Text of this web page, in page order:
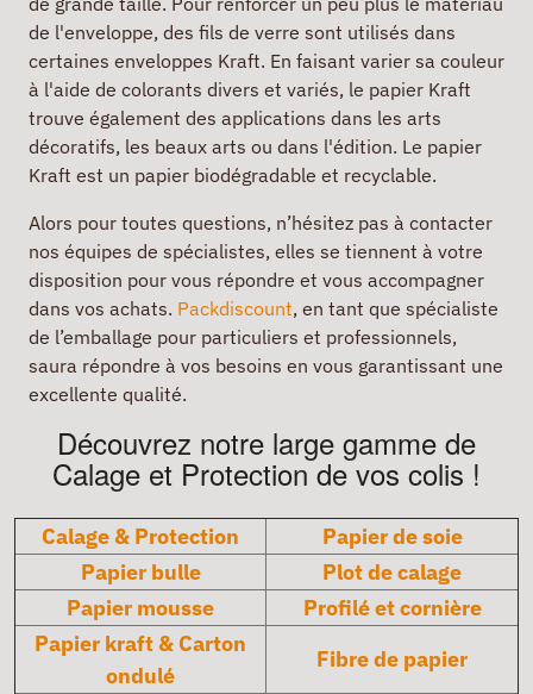
de l'enveloppe, des fils de verre sont utilisés dans
certaines enveloppes Kraft. En faisant varier sa couleur
à l'aide de colorants divers et variés, le papier Kraft
trouve également des applications dans les arts
décoratifs, les beaux arts ou dans l'édition. Le papier
Kraft est un papier biodégradable et recyclable.
Alors pour toutes questions, n’hésitez pas à contacter
nos équipes de spécialistes, elles se tiennent à votre
disposition pour vous répondre et vous accompagner
dans vos achats. Packdiscount, en tant que spécialiste
de l’emballage pour particuliers et professionnels,
saura répondre à vos besoins en vous garantissant une
excellente qualité.
Découvrez notre large gamme de
Calage et Protection de vos colis !
Calage & Protection
Papier de soie
Papier bulle
Plot de calage
Papier mousse
Profilé et cornière
Papier kraft & Carton
ondulé
Fibre de papier